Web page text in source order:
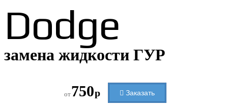
Dodge
замена жидкости ГУР
от750р Заказать